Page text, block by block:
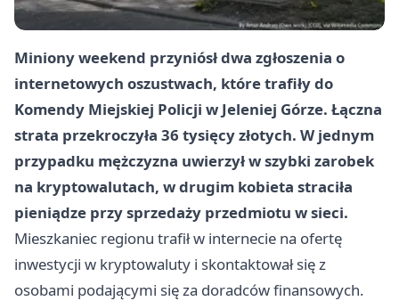
Miniony weekend przyniósł dwa zgłoszenia o
internetowych oszustwach, które trafiły do
Komendy Miejskiej Policji w Jeleniej Górze. Łączna
strata przekroczyła 36 tysięcy złotych. W jednym
przypadku mężczyzna uwierzył w szybki zarobek
na kryptowalutach, w drugim kobieta straciła
pieniądze przy sprzedaży przedmiotu w sieci.
Mieszkaniec regionu trafił w internecie na ofertę
inwestycji w kryptowaluty i skontaktował się z
osobami podającymi się za doradców finansowych.